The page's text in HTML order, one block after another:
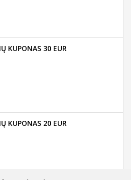
KUPONAS 30 EUR
KUPONAS 20 EUR